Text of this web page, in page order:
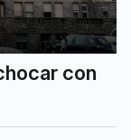
con